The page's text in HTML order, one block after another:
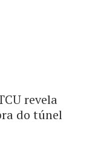
revela
do túnel